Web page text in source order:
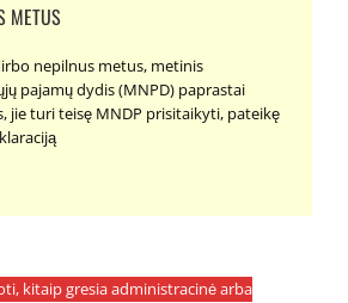
METUS
nepilnus metus, metinis
pajamų dydis (MNPD) paprastai
jie turi teisę MNDP prisitaikyti, pateikę
kitaip gresia administracinė arba